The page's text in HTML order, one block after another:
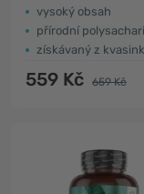
vysoký obsah
přírodní
získávaný z
559 Kč 659 Kč